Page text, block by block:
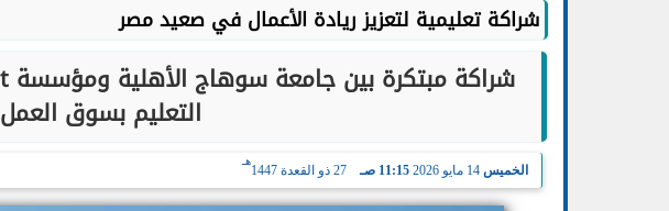
شراكة تعليمية لتعزيز ريادة الأعمال في صعيد مصر
التعليم بسوق العمل
الخميس 14 مايو 2026 11:15 صـ 27 ذو القعدة 1447
هـ